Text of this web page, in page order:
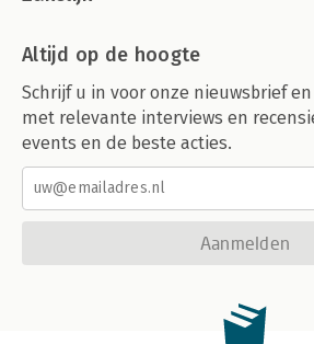
Altijd op de hoogte
Schrijf u in voor onze nieuwsbrief
met relevante interviews en
events en de beste acties.
Aanmelden